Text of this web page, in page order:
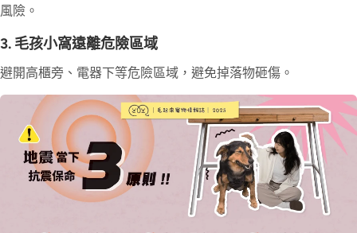
風險。
3. 毛孩小窩遠離危險區域
避開高櫃旁、電器下等危險區域，避免掉落物砸傷。